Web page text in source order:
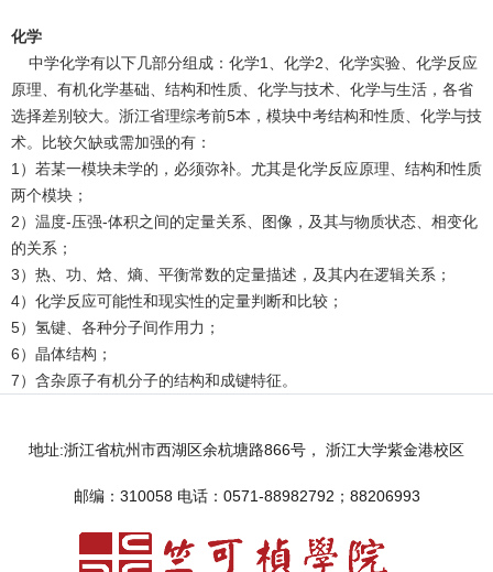
化学
中学化学有以下几部分组成：化学1、化学2、化学实验、化学反应
原理、有机化学基础、结构和性质、化学与技术、化学与生活，各省
选择差别较大。浙江省理综考前5本，模块中考结构和性质、化学与技
术。比较欠缺或需加强的有：
1）若某一模块未学的，必须弥补。尤其是化学反应原理、结构和性质
两个模块；
2）温度-压强-体积之间的定量关系、图像，及其与物质状态、相变化
的关系；
3）热、功、焓、熵、平衡常数的定量描述，及其内在逻辑关系；
4）化学反应可能性和现实性的定量判断和比较；
5）氢键、各种分子间作用力；
6）晶体结构；
7）含杂原子有机分子的结构和成键特征。
地址:浙江省杭州市西湖区余杭塘路866号， 浙江大学紫金港校区
邮编：310058 电话：0571-88982792；88206993